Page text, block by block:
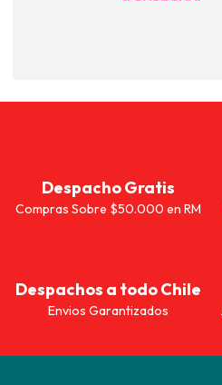
Despacho Gratis
Compras Sobre $50.000 en RM
Despachos a todo Chile
Envios Garantizados